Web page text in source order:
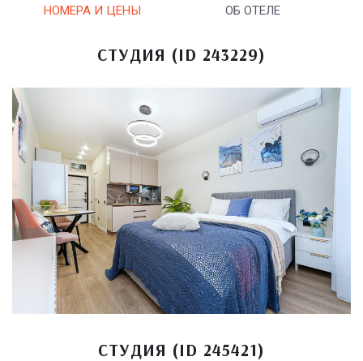
НОМЕРА И ЦЕНЫ ОБ ОТЕЛЕ
СТУДИЯ (ID 243229)
СТУДИЯ (ID 245421)